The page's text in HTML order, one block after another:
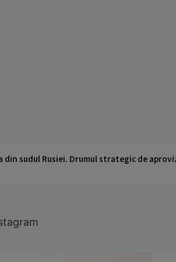
din sudul Rusiei. Drumul strategic de